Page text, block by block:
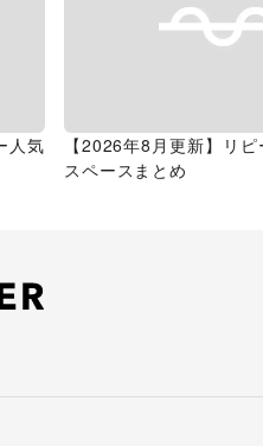
人気
【2026年8月更新】リ
スペースまとめ